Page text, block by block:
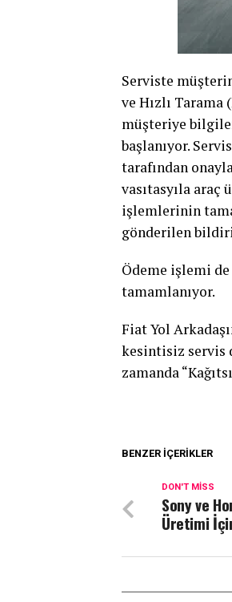
Serviste
ve Hızlı Tarama
müşteriye
başlanıyor.
tarafından
vasıtasyıla
işlemlerinin
gönderilen
Ödeme işlemi
tamamlanıyor.
Fiat Yol
kesintisiz servis
zamanda
BENZER İÇERIKLER
DON'T MISS
Sony ve
Üretimi